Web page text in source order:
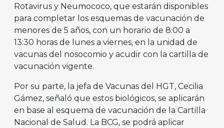
Rotavirus y Neumococo, que estarán disponibles
para completar los esquemas de vacunación de
menores de 5 años, con un horario de 8:00 a
13:30 horas de lunes a viernes, en la unidad de
vacunas del nosocomio y acudir con la cartilla de
vacunación vigente.
Por su parte, la jefa de Vacunas del HGT, Cecilia
Gámez, señaló que estos biológicos, se aplicarán
en base al esquema de vacunación de la Cartilla
Nacional de Salud. La BCG, se podrá aplicar